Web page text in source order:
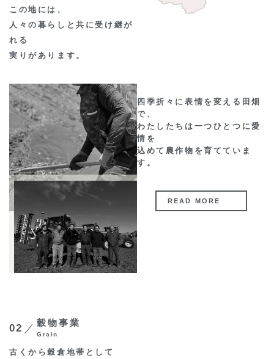
この地には、
人々の暮らしと共に受け継が
れる
実りがあります。
四季折々に表情を変える田畑
で、
わたしたちは一つひとつに愛
情を
込めて農作物を育てていま
す。
READ MORE
02 穀物事業
Grain
古くから穀倉地帯として